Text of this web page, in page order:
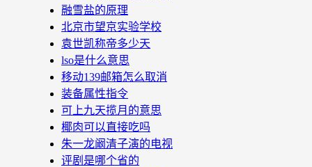
融雪盐的原理
北京市望京实验学校
袁世凯称帝多少天
lso是什么意思
移动139邮箱怎么取消
装备属性指令
可上九天揽月的意思
椰肉可以直接吃吗
朱一龙阚清子演的电视
评剧是哪个省的